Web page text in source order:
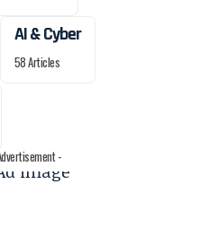
AI & Cyber
58 Articles
-